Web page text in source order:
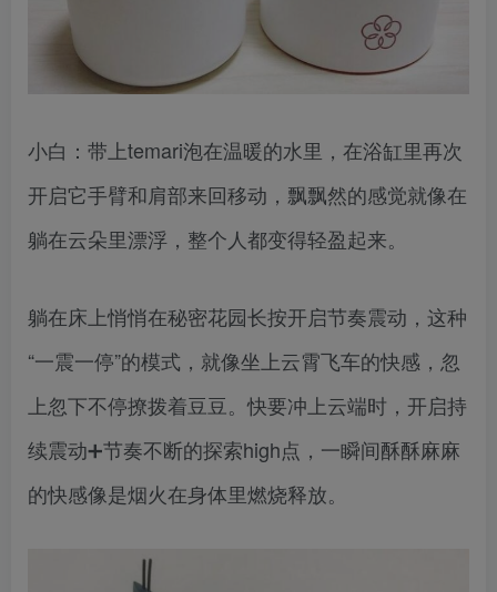
小白：带上temari泡在温暖的水里，在浴缸里再次
开启它手臂和肩部来回移动，飘飘然的感觉就像在
躺在云朵里漂浮，整个人都变得轻盈起来。
躺在床上悄悄在秘密花园长按开启节奏震动，这种
“一震一停”的模式，就像坐上云霄飞车的快感，忽
上忽下不停撩拨着豆豆。快要冲上云端时，开启持
续震动➕节奏不断的探索high点，一瞬间酥酥麻麻
的快感像是烟火在身体里燃烧释放。